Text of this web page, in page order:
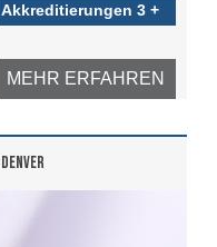
Akkreditierungen 3 +
MEHR ERFAHREN
DENVER